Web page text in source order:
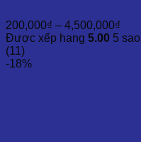
200,000₫ – 4,500,000₫
giá:
Được xếp hạng 5.00 5 sao
(11)
-18%